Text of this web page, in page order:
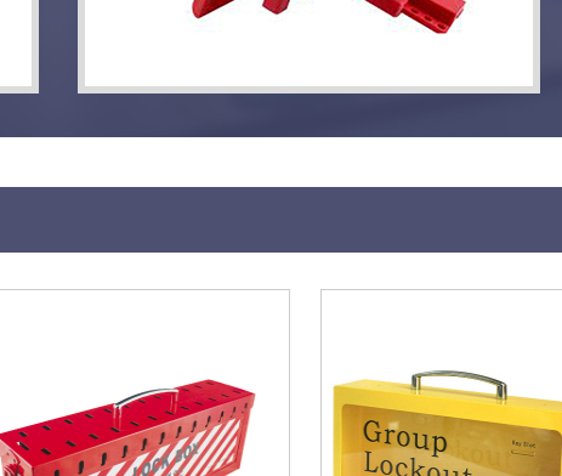
器锁具1把、阀门锁具（1"-2.5"）1个、1"六孔锁具1把、1.5"